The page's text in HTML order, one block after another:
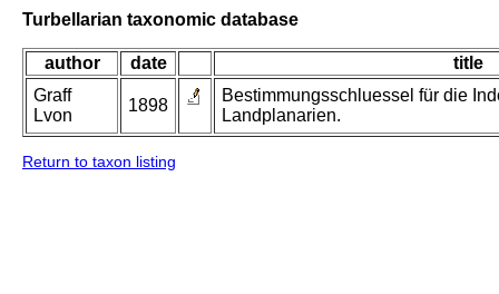
Turbellarian taxonomic database
author date
title
Graff
Lvon
1898
Bestimmungsschluessel für die
Landplanarien.
Return to taxon listing